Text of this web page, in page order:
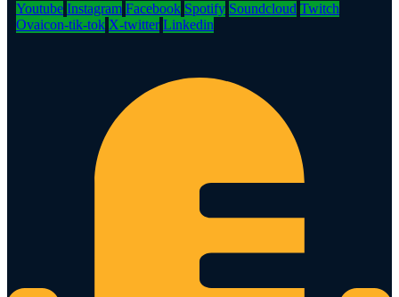
Youtube Instagram Facebook Spotify Soundcloud Twitch
Ovaicon-tik-tok X-twitter Linkedin